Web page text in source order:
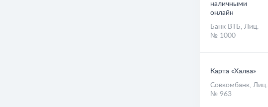
наличными
онлайн
Банк ВТБ, Лиц.
№ 1000
Карта «Халва»
Совкомбанк, Лиц.
№ 963